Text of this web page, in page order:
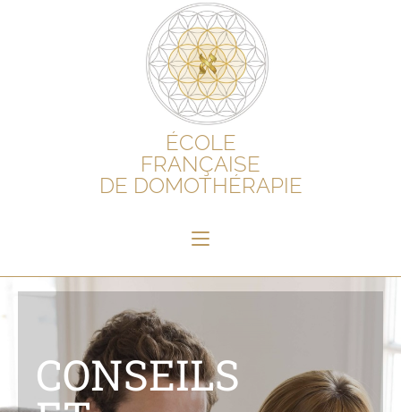
ÉCOLE
FRANÇAISE
DE DOMOTHÉRAPIE
CONSEILS